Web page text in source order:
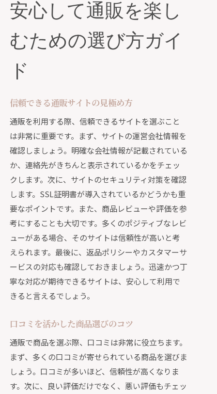
安心して通販を楽し
むための選び方ガイ
ド
信頼できる通販サイトの見極め方
通販を利用する際、信頼できるサイトを選ぶこと
は非常に重要です。まず、サイトの運営会社情報を
確認しましょう。明確な会社情報が記載されている
か、連絡先がきちんと表示されているかをチェッ
クします。次に、サイトのセキュリティ対策を確認
します。SSL証明書が導入されているかどうかも重
要なポイントです。また、商品レビューや評価を参
考にすることも大切です。多くのポジティブなレビ
ューがある場合、そのサイトは信頼性が高いと考
えられます。最後に、返品ポリシーやカスタマーサ
ービスの対応も確認しておきましょう。迅速かつ丁
寧な対応が期待できるサイトは、安心して利用で
きると言えるでしょう。
口コミを活かした商品選びのコツ
通販で商品を選ぶ際、口コミは非常に役立ちます。
まず、多くの口コミが寄せられている商品を選びま
しょう。口コミが多いほど、信頼性が高くなりま
す。次に、良い評価だけでなく、悪い評価もチェッ